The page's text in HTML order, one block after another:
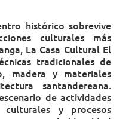
histórico sobrevive
culturales más
La Casa Cultural El
tradicionales de
madera y materiales
santandereana.
de actividades
culturales y procesos